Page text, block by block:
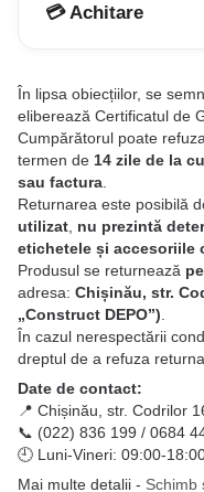
💳 Achitare
În lipsa obiecțiilor, se
eliberează Certificatul de
Cumpărătorul poate
termen de 14 zile de la
sau factura
Returnarea este posibilă
utilizat nu prezintă
etichetele și accesoriile
Produsul se returnează
adresa: Chișinău, str.
„Construct DEPO”)
În cazul nerespectării
dreptul de a refuza
Date de contact:
📍 Chișinău, str. Codrilor
📞 (022) 836 199 / 0684
🕘 Luni-Vineri: 09:00-
Mai multe detalii - Schimb